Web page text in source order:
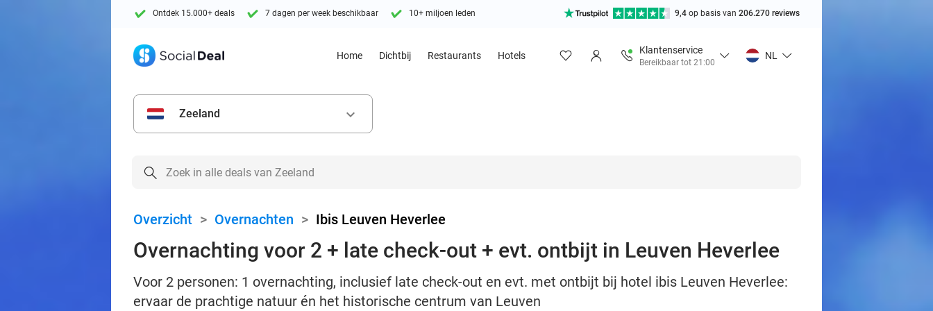
Ontdek 15.000+ deals 7 dagen per week beschikbaar 10+ miljoen leden 9,4 op basis van 206.270 reviews
Home Dichtbij Restaurants Hotels
Klantenservice
Bereikbaar tot 21:00
NL
Zeeland keyboard_arrow_down
Overzicht > Overnachten > Ibis Leuven Heverlee
Overnachting voor 2 + late check-out + evt. ontbijt in Leuven Heverlee
Voor 2 personen: 1 overnachting, inclusief late check-out en evt. met ontbijt bij hotel ibis Leuven Heverlee:
ervaar de prachtige natuur én het historische centrum van Leuven